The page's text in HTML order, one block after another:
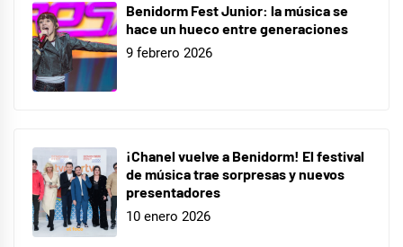
Benidorm Fest Junior: la música se
hace un hueco entre generaciones
9 febrero 2026
¡Chanel vuelve a Benidorm! El festival
de música trae sorpresas y nuevos
presentadores
10 enero 2026